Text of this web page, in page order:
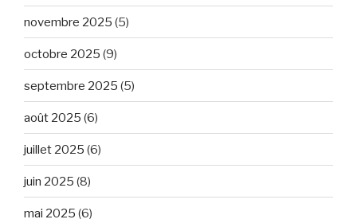
novembre 2025 (5)
octobre 2025 (9)
septembre 2025 (5)
août 2025 (6)
juillet 2025 (6)
juin 2025 (8)
mai 2025 (6)